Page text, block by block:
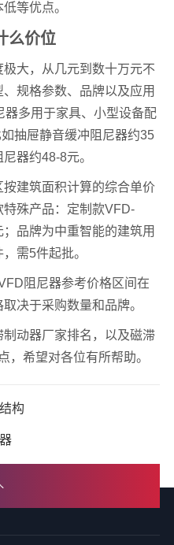
等优点。
么价位
大，从几元到数十万元不
规格参数、品牌以及应用
器多用于家具、小型设备配
抽屉静音缓冲阻尼器约35
器约48-8元。
建筑面积计算的综合单价
殊产品：定制款VFD-
品牌为中重智能的建筑用
需5件起批。
阻尼器参考价格区间在
决于采购数量和品牌。
动器厂家排名，以及磁滞
，希望对各位有所帮助。
构